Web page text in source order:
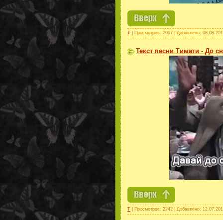
Т | Просмотров: 2007 | Добавлено:
Текст песни Тимати - До
Т | Просмотров: 2242 | Добавлено: